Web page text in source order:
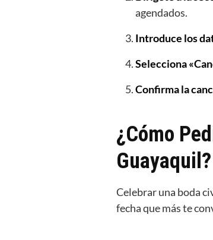
agendados.
Introduce los
Selecciona
Confirma la
¿Cómo
Guayaquil?
Celebrar una boda
fecha que más te